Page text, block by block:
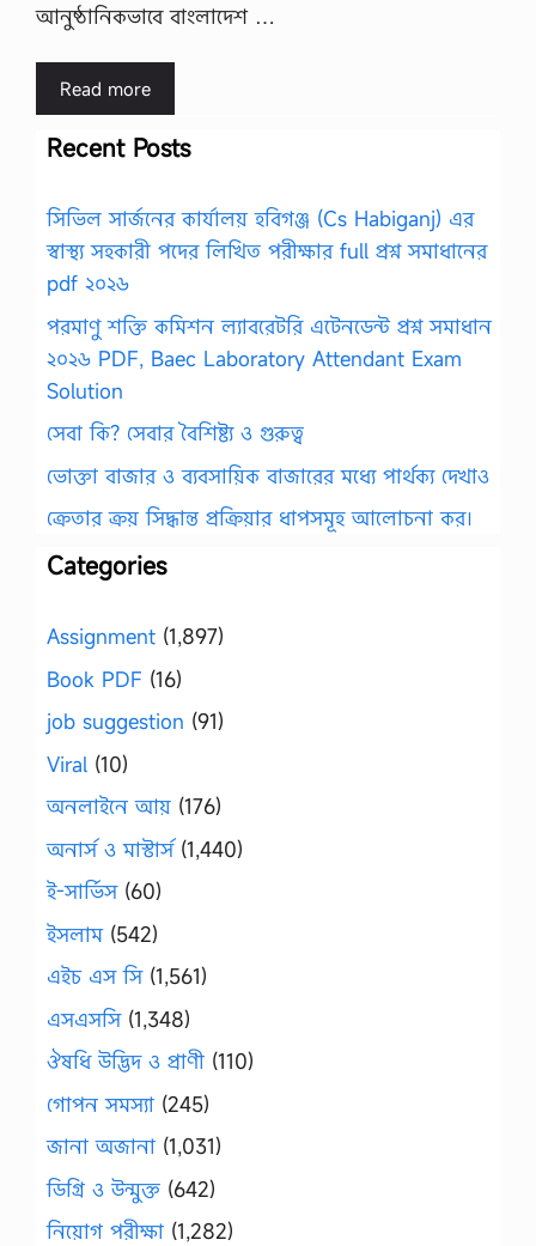
আনুষ্ঠানিকভাবে বাংলাদেশ …
Read more
Recent Posts
সিভিল সার্জনের কার্যালয় হবিগঞ্জ (Cs Habiganj) এর
স্বাস্থ্য সহকারী পদের লিখিত পরীক্ষার full প্রশ্ন সমাধানের
pdf ২০২৬
পরমাণু শক্তি কমিশন ল্যাবরেটরি এটেনডেন্ট প্রশ্ন সমাধান
২০২৬ PDF, Baec Laboratory Attendant Exam
Solution
সেবা কি? সেবার বৈশিষ্ট্য ও গুরুত্ব
ভোক্তা বাজার ও ব্যবসায়িক বাজারের মধ্যে পার্থক্য দেখাও
ক্রেতার ক্রয় সিদ্ধান্ত প্রক্রিয়ার ধাপসমূহ আলোচনা কর।
Categories
Assignment (1,897)
Book PDF (16)
job suggestion (91)
Viral (10)
অনলাইনে আয় (176)
অনার্স ও মাস্টার্স(1,440)
ই-সার্ভিস(60)
ইসলাম(542)
এইচ এস সি(1,561)
এসএসসি(1,348)
ঔষধি উদ্ভিদ ও প্রাণী (110)
গোপন সমস্যা (245)
জানা অজানা (1,031)
ডিগ্রি ও উন্মুক্ত (642)
নিয়োগ পরীক্ষা (1,282)